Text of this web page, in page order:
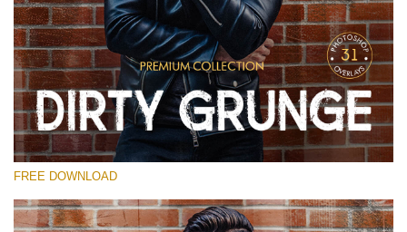
Выберите Вариант
Free Photoshop Overlay
Small 800*533px
Dirty Grunge
(31 Overlays)
Entire Collection
FREE DOWNLOAD